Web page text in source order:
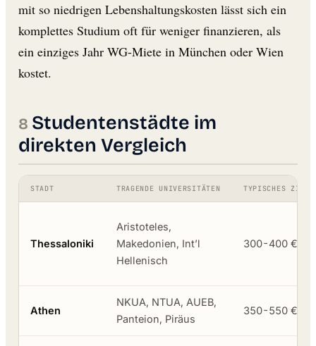
mit so niedrigen Lebenshaltungskosten lässt sich ein
komplettes Studium oft für weniger finanzieren, als
ein einziges Jahr WG-Miete in München oder Wien
kostet.
Studentenstädte im
direkten Vergleich
STADT TRAGENDE UNIVERSITÄTEN TYPISCHES
Thessaloniki
Aristoteles,
Makedonien, Int’l
Hellenisch
300-400 €
Athen
NKUA, NTUA, AUEB,
Panteion, Piräus
350-550 €